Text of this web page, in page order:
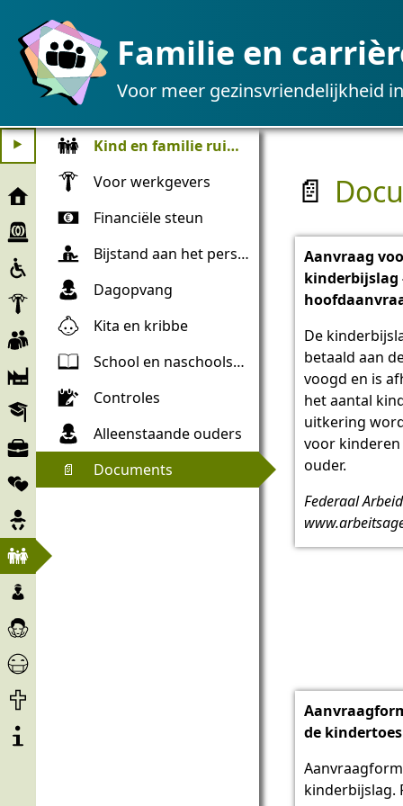
Familie en
Voor meer gezinsvriendelijkheid
⯈
Lancering
Noodhulp
Insluitsel
Werkgevers
Werknemer
Bedrijf
en
Educatie
Arbeidsmarkt
Samenwerkingsverbanden
Belang
Kind
en
familie
Kind en familie ruimte
Voor werkgevers
Financiële steun
Bijstand aan het personeel
Dagopvang
Kita en kribbe
School en naschoolse opvang
Controles
Alleenstaande ouders
📄
Documents
Kinderen
Minderjarigen
Zorg
en
bijstand
Corona
Help
Levenseinde
Over
het
📄
Aanvraag
kinderbijslag
De
betaald aan
voogd en is
het aantal
uitkering
voor
ouder.
Federaal
de
kinderbijslag.